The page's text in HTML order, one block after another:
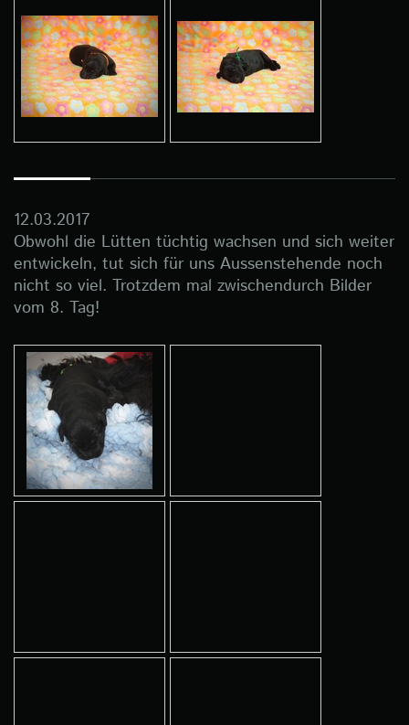
12.03.2017
Obwohl die Lütten tüchtig wachsen und sich weiter
entwickeln, tut sich für uns Aussenstehende noch
nicht so viel. Trotzdem mal zwischendurch Bilder
vom 8. Tag!